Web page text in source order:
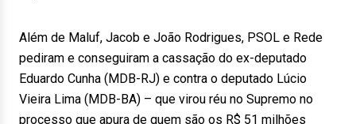
Além de Maluf, Jacob e João Rodrigues, PSOL e Rede
pediram e conseguiram a cassação do ex-deputado
Eduardo Cunha (MDB-RJ) e contra o deputado Lúcio
Vieira Lima (MDB-BA) – que virou réu no Supremo no
processo que apura de quem são os R$ 51 milhões